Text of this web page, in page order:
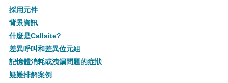
採用元件
背景資訊
什麼是Callsite?
差異呼叫和差異位元組
記憶體消耗或洩漏問題的症狀
疑難排解案例